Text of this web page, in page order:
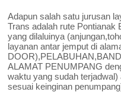
Adapun salah satu jurusan
Trans adalah rute Pontianak
yang dilaluinya
layanan antar jemput di
ALAMAT PENUMPANG
waktu yang sudah
sesuai keinginan